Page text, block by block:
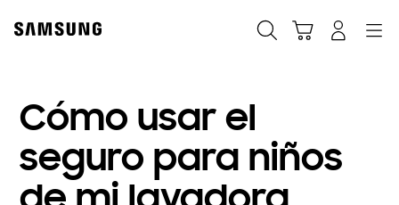
content
Cómo usar el
seguro para niños